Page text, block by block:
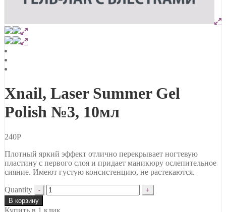
Xnail, Laser Summer Gel
Polish №3, 10мл
240Р
Плотный яркий эффект отлично перекрывает ногтевую
пластину с первого слоя и придает маникюру ослепительное
сияние. Имеют густую консистенцию, не растекаются.
Quantity
В корзину
Купить в 1 клик